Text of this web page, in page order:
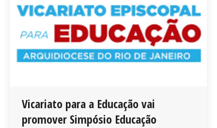
Vicariato para a Educação vai
promover Simpósio Educação